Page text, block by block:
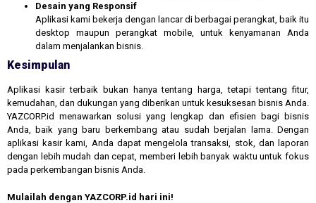
Desain yang Responsif
Aplikasi kami bekerja dengan lancar di berbagai perangkat, baik itu
desktop maupun perangkat mobile, untuk kenyamanan Anda
dalam menjalankan bisnis.
Kesimpulan
Aplikasi kasir terbaik bukan hanya tentang harga, tetapi tentang fitur,
kemudahan, dan dukungan yang diberikan untuk kesuksesan bisnis Anda.
YAZCORP.id menawarkan solusi yang lengkap dan efisien bagi bisnis
Anda, baik yang baru berkembang atau sudah berjalan lama. Dengan
aplikasi kasir kami, Anda dapat mengelola transaksi, stok, dan laporan
dengan lebih mudah dan cepat, memberi lebih banyak waktu untuk fokus
pada perkembangan bisnis Anda.
Mulailah dengan YAZCORP.id hari ini!